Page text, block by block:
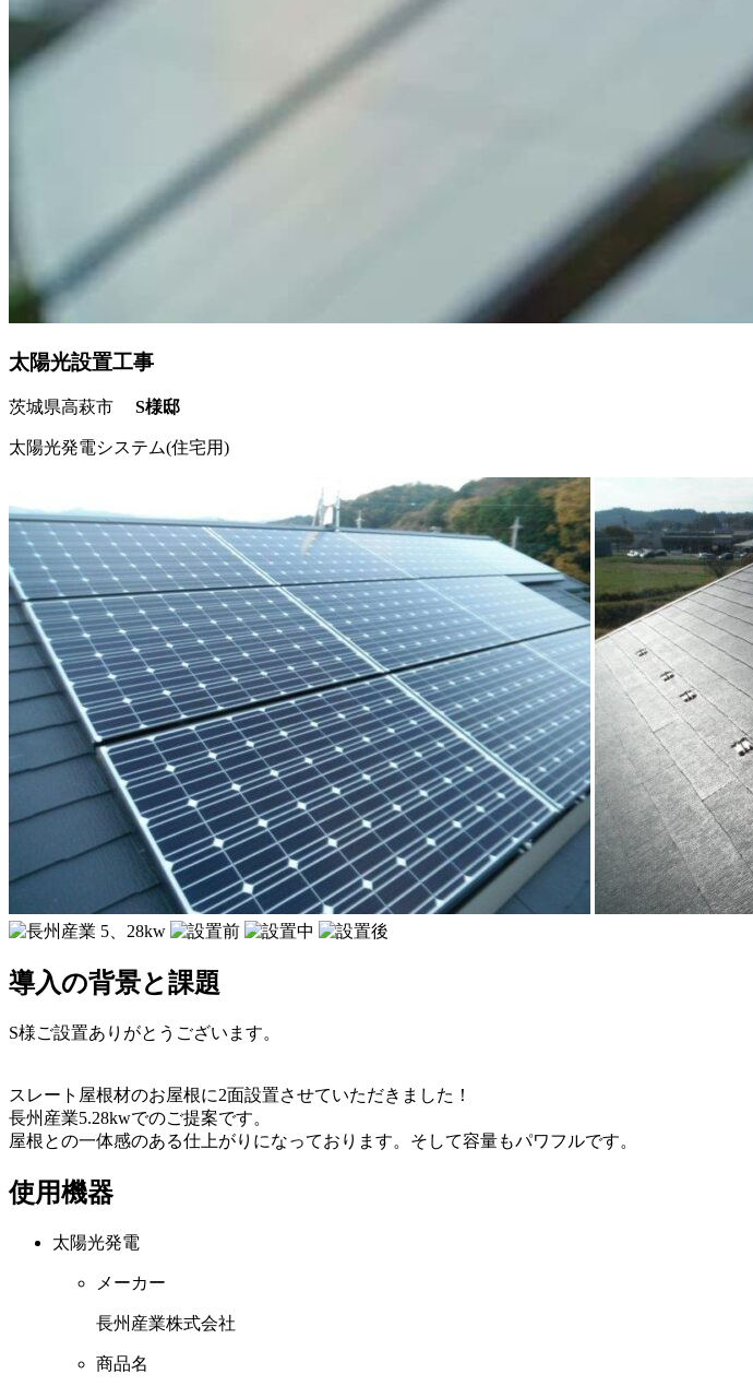
太陽光設置工事
茨城県高萩市 S様邸
太陽光発電システム(住宅用)
導入の背景と課題
S様ご設置ありがとうございます。
スレート屋根材のお屋根に2面設置させていただきました！
長州産業5.28kwでのご提案です。
屋根との一体感のある仕上がりになっております。そして容量もパワフルです。
使用機器
太陽光発電
メーカー
長州産業株式会社
商品名